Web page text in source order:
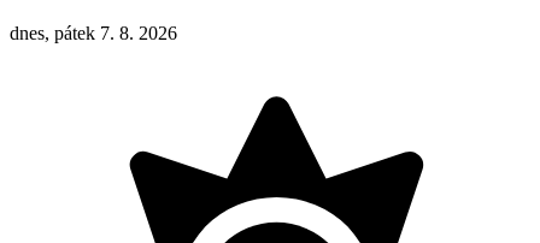
dnes, pátek 7. 8. 2026